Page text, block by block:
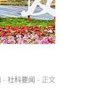
- 社科要闻 - 正文